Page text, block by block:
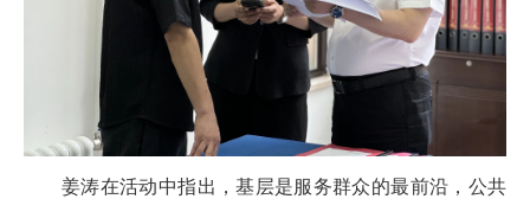
姜涛在活动中指出，基层是服务群众的最前沿，公共